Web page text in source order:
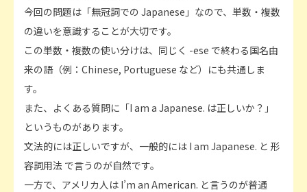
今回の問題は「無冠詞での Japanese」なので、単数・複数
の違いを意識することが大切です。
この単数・複数の使い分けは、同じく -ese で終わる国名由
来の語（例：Chinese, Portuguese など）にも共通しま
す。
また、よくある質問に「I am a Japanese. は正しいか？」
というものがあります。
文法的には正しいですが、一般的には I am Japanese. と 形
容詞用法 で言うのが自然です。
一方で、アメリカ人は I’m an American. と言うのが普通